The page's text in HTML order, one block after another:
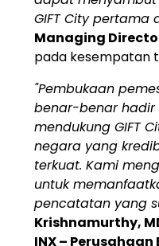
GIFT City pertama
Managing
pada kesempatan
"Pembukaan
benar-benar hadir
mendukung GIFT
negara yang
terkuat. Kami
untuk
pencatatan yang
Krishnamurthy,
INX – Perusahaan